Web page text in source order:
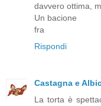
davvero ottima,
Un bacione
fra
Rispondi
Castagna e
La torta è